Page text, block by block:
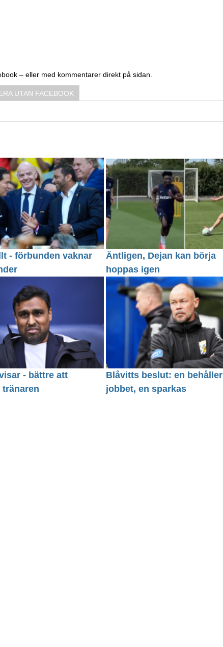
– eller med kommentarer direkt på sidan.
UTAN FACEBOOK
- förbunden vaknar
Äntligen, Dejan kan börja
hoppas igen
- bättre att
tränaren
Blåvitts beslut: en behåller
jobbet, en sparkas